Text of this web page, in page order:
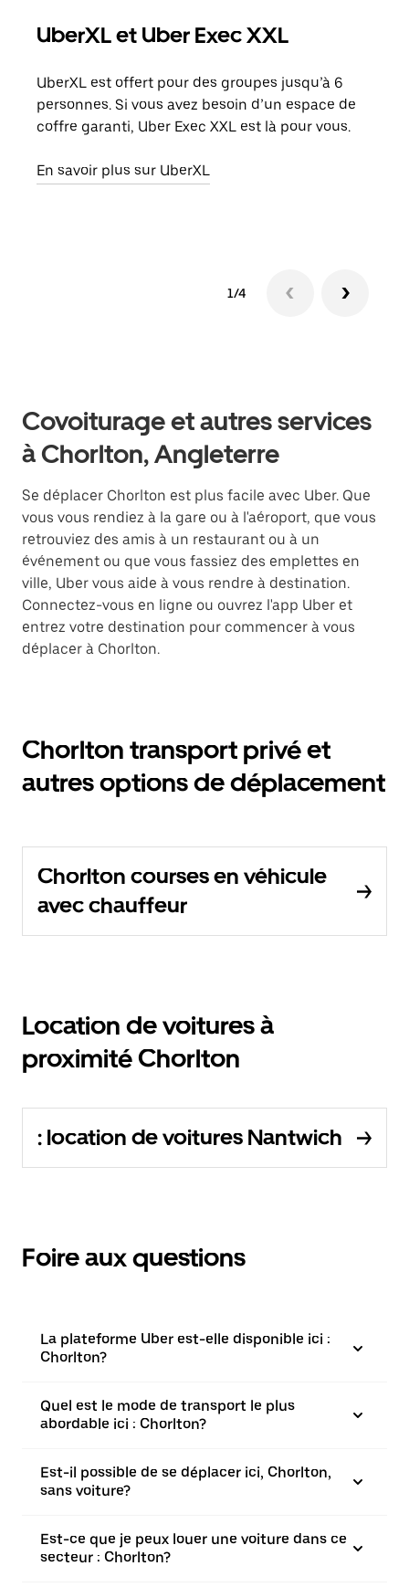
UberXL et Uber Exec XXL
UberXL est offert pour des groupes jusqu’à 6
personnes. Si vous avez besoin d’un espace de
coffre garanti, Uber Exec XXL est là pour vous.
En savoir plus sur UberXL
1/4
Covoiturage et autres services
à Chorlton, Angleterre
Se déplacer Chorlton est plus facile avec Uber. Que
vous vous rendiez à la gare ou à l'aéroport, que vous
retrouviez des amis à un restaurant ou à un
événement ou que vous fassiez des emplettes en
ville, Uber vous aide à vous rendre à destination.
Connectez-vous en ligne ou ouvrez l'app Uber et
entrez votre destination pour commencer à vous
déplacer à Chorlton.
Chorlton transport privé et
autres options de déplacement
Chorlton courses en véhicule
avec chauffeur
Location de voitures à
proximité Chorlton
: location de voitures Nantwich
Foire aux questions
La plateforme Uber est-elle disponible ici :
Chorlton?
Quel est le mode de transport le plus
abordable ici : Chorlton?
Est-il possible de se déplacer ici, Chorlton,
sans voiture?
Est-ce que je peux louer une voiture dans ce
secteur : Chorlton?